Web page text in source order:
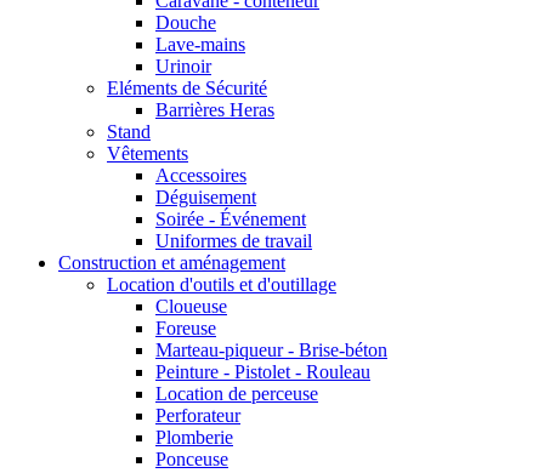
Douche
Lave-mains
Urinoir
Eléments de Sécurité
Barrières Heras
Stand
Vêtements
Accessoires
Déguisement
Soirée - Événement
Uniformes de travail
Construction et aménagement
Location d'outils et d'outillage
Cloueuse
Foreuse
Marteau-piqueur - Brise-béton
Peinture - Pistolet - Rouleau
Location de perceuse
Perforateur
Plomberie
Ponceuse